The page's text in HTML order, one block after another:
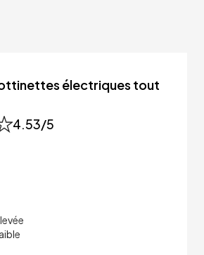
électriques tout
4.53/5